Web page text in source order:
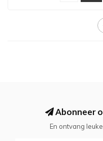
Abonneer
En ontvang